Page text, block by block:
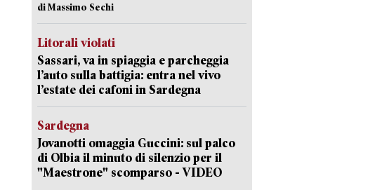
di Massimo Sechi
Litorali violati
Sassari, va in spiaggia e parcheggia
l’auto sulla battigia: entra nel vivo
l’estate dei cafoni in Sardegna
Sardegna
Jovanotti omaggia Guccini: sul palco
di Olbia il minuto di silenzio per il
"Maestrone" scomparso - VIDEO